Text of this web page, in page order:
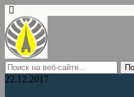
22.12.2017